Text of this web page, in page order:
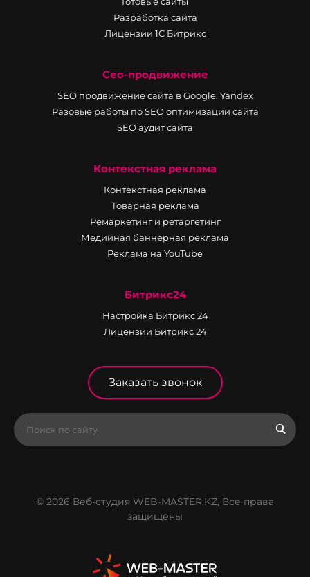
Разработка сайта
Лицензии 1С Битрикс
Сео-продвижение
SEO продвижение сайта в Google, Yandex
Разовые работы по SEO оптимизации сайта
SEO аудит сайта
Контекстная реклама
Контекстная реклама
Товарная реклама
Ремаркетинг и ретаргетинг
Медийная баннерная реклама
Реклама на YouTube
Битрикс24
Настройка Битрикс 24
Лицензии Битрикс 24
Заказать звонок
© 2026 Веб-студия WEB-MASTER.KZ, Все права
защищены